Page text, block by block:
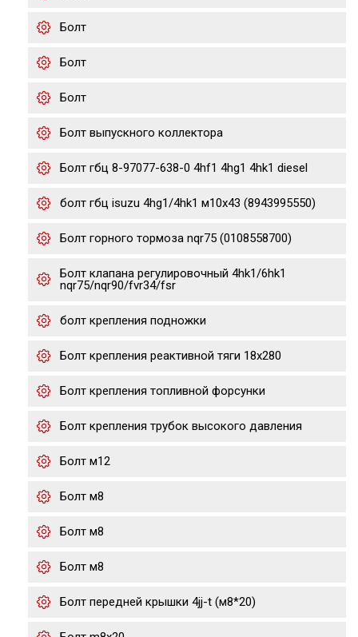
Болт
Болт
Болт
Болт выпускного коллектора
Болт гбц 8-97077-638-0 4hf1 4hg1 4hk1 diesel
болт гбц isuzu 4hg1/4hk1 м10х43 (8943995550)
Болт горного тормоза nqr75 (0108558700)
Болт клапана регулировочный 4hk1/6hk1
nqr75/nqr90/fvr34/fsr
болт крепления подножки
Болт крепления реактивной тяги 18x280
Болт крепления топливной форсунки
Болт крепления трубок высокого давления
Болт м12
Болт м8
Болт м8
Болт м8
Болт передней крышки 4jj-t (м8*20)